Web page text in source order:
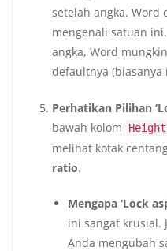
setelah angka.
mengenali satuan
angka, Word
defaultnya (biasanya
Perhatikan Pilihan
bawah kolom
Height
melihat kotak
ratio.
Mengapa ‘Lock
ini sangat krusial.
Anda mengubah